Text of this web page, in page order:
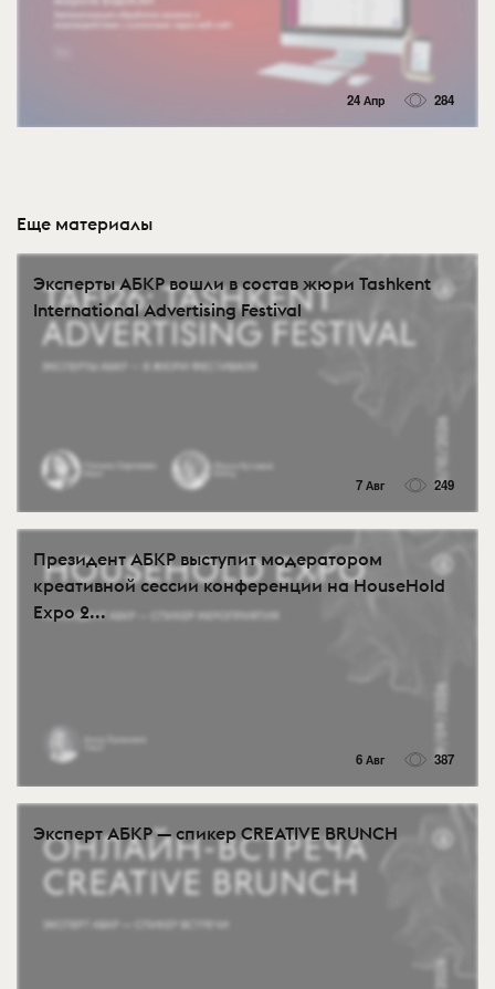
24 Апр 284
Еще материалы
Эксперты АБКР вошли в состав жюри Tashkent
International Advertising Festival
7 Авг 249
Президент АБКР выступит модератором
креативной сессии конференции на HouseHold
Expo 2...
6 Авг 387
Эксперт АБКР — спикер CREATIVE BRUNCH